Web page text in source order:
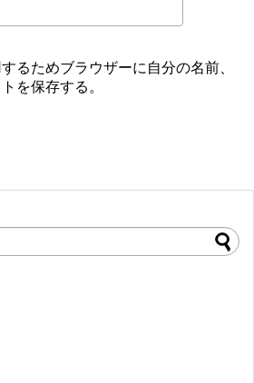
るためブラウザーに自分の名前、
を保存する。